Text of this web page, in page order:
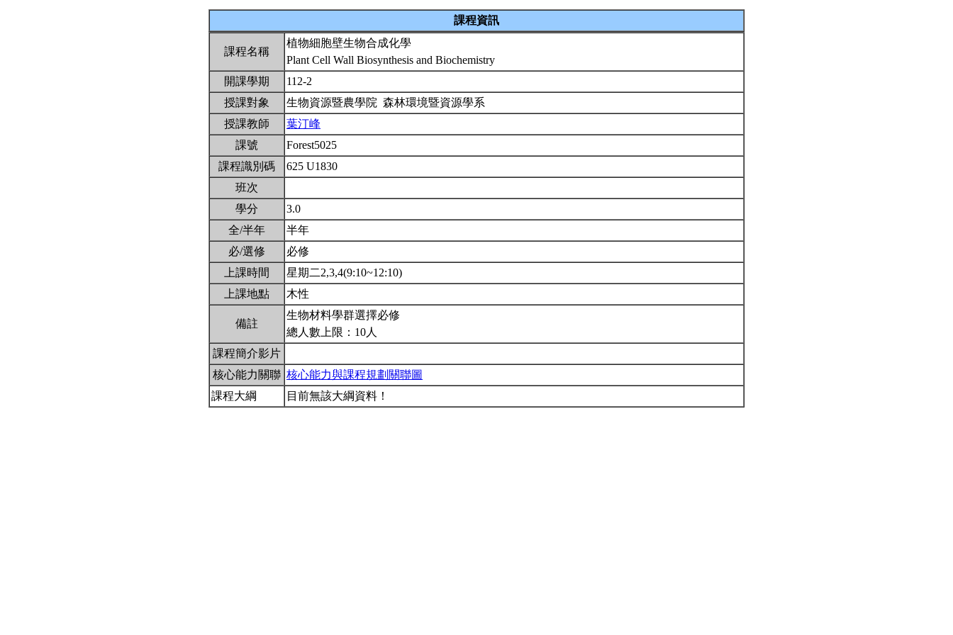
課程資訊
課程名稱
植物細胞壁生物合成化學
Plant Cell Wall Biosynthesis and Biochemistry
開課學期
112-2
授課對象
生物資源暨農學院 森林環境暨資源學系
授課教師
葉汀峰
課號
Forest5025
課程識別碼
625 U1830
班次
學分
3.0
全/半年
半年
必/選修
必修
上課時間
星期二2,3,4(9:10~12:10)
上課地點
木性
備註
生物材料學群選擇必修
總人數上限：10人
課程簡介影片
核心能力關聯 核心能力與課程規劃關聯圖
課程大綱
目前無該大綱資料！